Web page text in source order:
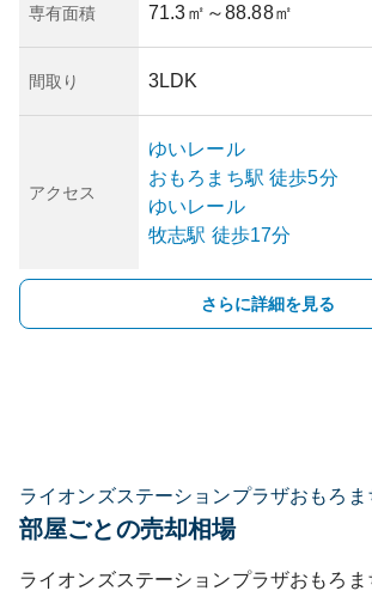
専有面積 71.3㎡ ～88.88㎡
間取り 3LDK
アクセス
ゆいレール
おもろまち駅 徒歩5分
ゆいレール
牧志駅 徒歩17分
さらに詳細を見る
ライオンズステーションプラザおもろま
部屋ごとの売却相場
ライオンズステーションプラザおもろま